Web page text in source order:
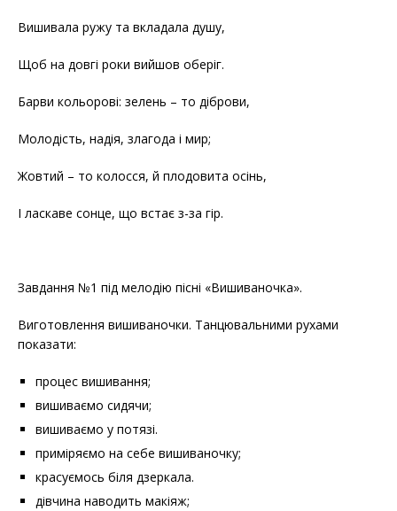
Вишивала ружу та вкладала душу,
Щоб на довгі роки вийшов оберіг.
Барви кольорові: зелень – то діброви,
Молодість, надія, злагода і мир;
Жовтий – то колосся, й плодовита осінь,
І ласкаве сонце, що встає з-за гір.
Завдання №1 під мелодію пісні «Вишиваночка».
Виготовлення вишиваночки. Танцювальними рухами
показати:
процес вишивання;
вишиваємо сидячи;
вишиваємо у потязі.
приміряємо на себе вишиваночку;
красуємось біля дзеркала.
дівчина наводить макіяж;